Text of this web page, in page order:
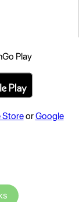
Play
StoreorGoogle